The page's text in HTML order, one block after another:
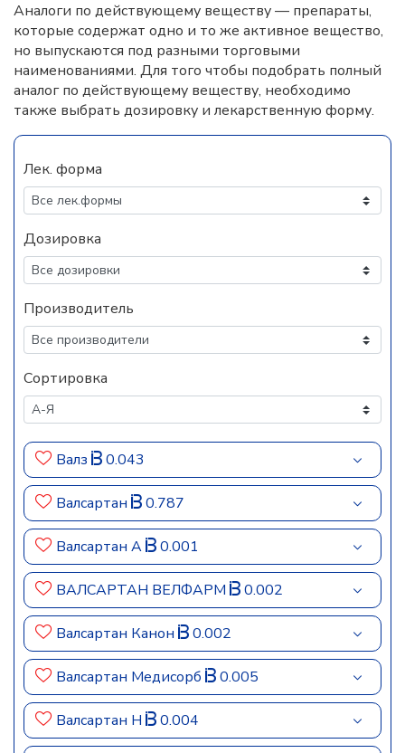
Аналоги по действующему веществу — препараты,
которые содержат одно и то же активное вещество,
но выпускаются под разными торговыми
наименованиями. Для того чтобы подобрать полный
аналог по действующему веществу, необходимо
также выбрать дозировку и лекарственную форму.
Лек. форма
Дозировка
Производитель
Сортировка
Валз 0.043
Валсартан 0.787
Валсартан А 0.001
ВАЛСАРТАН ВЕЛФАРМ 0.002
Валсартан Канон 0.002
Валсартан Медисорб 0.005
Валсартан Н 0.004